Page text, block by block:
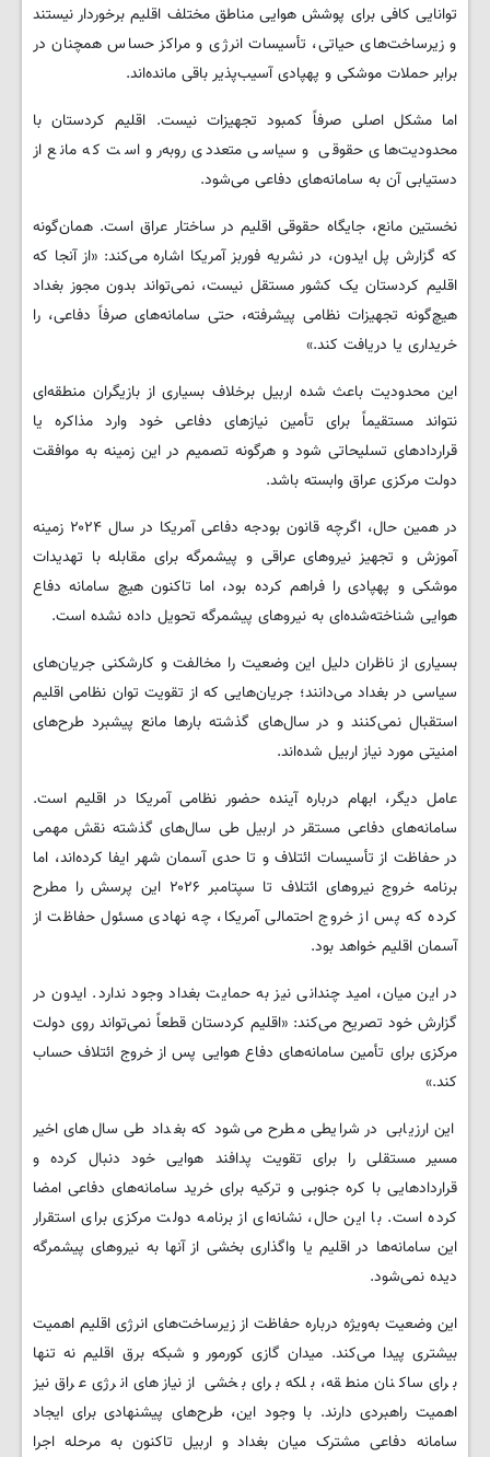
توانایی کافی برای پوشش هوایی مناطق مختلف اقلیم برخوردار نیستند
و زیرساخت‌های حیاتی، تأسیسات انرژی و مراکز حساس همچنان در
برابر حملات موشکی و پهپادی آسیب‌پذیر باقی مانده‌اند.
اما مشکل اصلی صرفاً کمبود تجهیزات نیست. اقلیم کردستان با
محدودیت‌های حقوقی و سیاسی متعددی روبه‌رو است که مانع از
دستیابی آن به سامانه‌های دفاعی می‌شود.
نخستین مانع، جایگاه حقوقی اقلیم در ساختار عراق است. همان‌گونه
که گزارش پل ایدون، در نشریه فوربز آمریکا اشاره می‌کند: «از آنجا که
اقلیم کردستان یک کشور مستقل نیست، نمی‌تواند بدون مجوز بغداد
هیچ‌گونه تجهیزات نظامی پیشرفته، حتی سامانه‌های صرفاً دفاعی، را
خریداری یا دریافت کند.»
این محدودیت باعث شده اربیل برخلاف بسیاری از بازیگران منطقه‌ای
نتواند مستقیماً برای تأمین نیازهای دفاعی خود وارد مذاکره یا
قراردادهای تسلیحاتی شود و هرگونه تصمیم در این زمینه به موافقت
دولت مرکزی عراق وابسته باشد.
در همین حال، اگرچه قانون بودجه دفاعی آمریکا در سال ۲۰۲۴ زمینه
آموزش و تجهیز نیروهای عراقی و پیشمرگه برای مقابله با تهدیدات
موشکی و پهپادی را فراهم کرده بود، اما تاکنون هیچ سامانه دفاع
هوایی شناخته‌شده‌ای به نیروهای پیشمرگه تحویل داده نشده است.
بسیاری از ناظران دلیل این وضعیت را مخالفت و کارشکنی جریان‌های
سیاسی در بغداد می‌دانند؛ جریان‌هایی که از تقویت توان نظامی اقلیم
استقبال نمی‌کنند و در سال‌های گذشته بارها مانع پیشبرد طرح‌های
امنیتی مورد نیاز اربیل شده‌اند.
عامل دیگر، ابهام درباره آینده حضور نظامی آمریکا در اقلیم است.
سامانه‌های دفاعی مستقر در اربیل طی سال‌های گذشته نقش مهمی
در حفاظت از تأسیسات ائتلاف و تا حدی آسمان شهر ایفا کرده‌اند، اما
برنامه خروج نیروهای ائتلاف تا سپتامبر ۲۰۲۶ این پرسش را مطرح
کرده که پس از خروج احتمالی آمریکا، چه نهادی مسئول حفاظت از
آسمان اقلیم خواهد بود.
در این میان، امید چندانی نیز به حمایت بغداد وجود ندارد. ایدون در
گزارش خود تصریح می‌کند: «اقلیم کردستان قطعاً نمی‌تواند روی دولت
مرکزی برای تأمین سامانه‌های دفاع هوایی پس از خروج ائتلاف حساب
کند.»
این ارزیابی در شرایطی مطرح می‌شود که بغداد طی سال‌های اخیر
مسیر مستقلی را برای تقویت پدافند هوایی خود دنبال کرده و
قراردادهایی با کره جنوبی و ترکیه برای خرید سامانه‌های دفاعی امضا
کرده است. با این حال، نشانه‌ای از برنامه دولت مرکزی برای استقرار
این سامانه‌ها در اقلیم یا واگذاری بخشی از آنها به نیروهای پیشمرگه
دیده نمی‌شود.
این وضعیت به‌ویژه درباره حفاظت از زیرساخت‌های انرژی اقلیم اهمیت
بیشتری پیدا می‌کند. میدان گازی کورمور و شبکه برق اقلیم نه تنها
برای ساکنان منطقه، بلکه برای بخشی از نیازهای انرژی عراق نیز
اهمیت راهبردی دارند. با وجود این، طرح‌های پیشنهادی برای ایجاد
سامانه دفاعی مشترک میان بغداد و اربیل تاکنون به مرحله اجرا